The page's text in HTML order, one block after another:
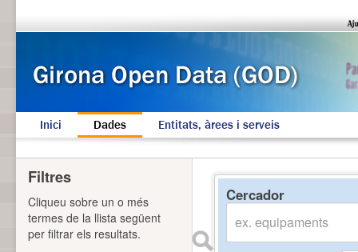
Inici Dades Entitats, àrees i serveis
Cercador
Filtres
Cliqueu sobre un o més
termes de la llista següent
per filtrar els resultats.